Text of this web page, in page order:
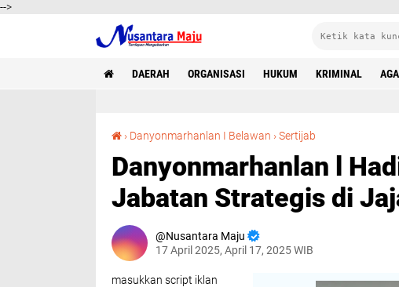
-->
DAERAH ORGANISASI HUKUM KRIMINAL
› Danyonmarhanlan I Belawan ›Sertijab
Danyonmarhanlan l
Jabatan Strategis di
Nusantara Maju
17 April 2025, April 17, 2025 WIB
masukkan script iklan